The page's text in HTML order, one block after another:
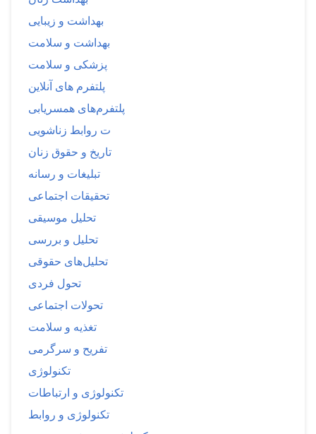
بهداشت و زیبایی
بهداشت و سلامت
پزشکی و سلامت
پلتفرم های آنلاین
پلتفرم‌های همسریابی
ت روابط زناشویی
تاریخ و حقوق زنان
تبلیغات و رسانه
تحقیقات اجتماعی
تحلیل موسیقی
تحلیل و بررسی
تحلیل‌های حقوقی
تحول فردی
تحولات اجتماعی
تغذیه و سلامت
تفریح و سرگرمی
تکنولوژی
تکنولوژی و ارتباطات
تکنولوژی و روابط